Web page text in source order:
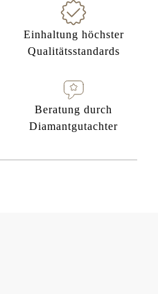
Einhaltung höchster
Qualitätsstandards
Beratung durch
Diamantgutachter